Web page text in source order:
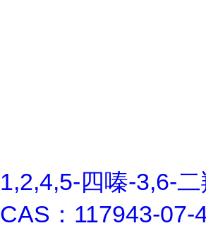
1,2,4,5-四嗪-3,6-二
CAS：117943-07-